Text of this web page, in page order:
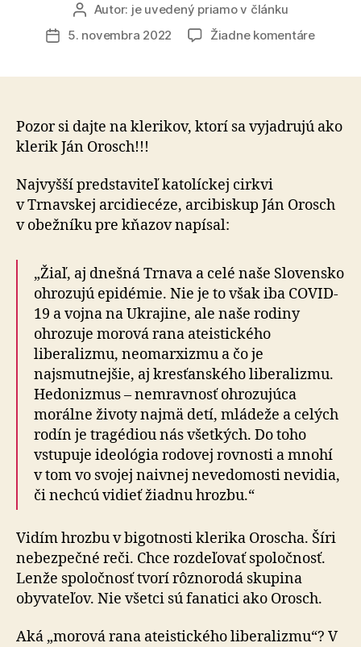
AutorAutor: je uvedený priamo v článku
Dátum
5. novembra 2022 Žiadne komentárena
rana
Pozor si dajte na klerikov, ktorí sa vyjadrujú ako
klerik Ján Orosch!!!
Najvyšší predstaviteľ katolíckej cirkvi
v Trnavskej arcidiecéze, arcibiskup Ján Orosch
v obežníku pre kňazov napísal:
„Žiaľ, aj dnešná Trnava a celé naše Slovensko
ohrozujú epidémie. Nie je to však iba COVID-
19 a vojna na Ukrajine, ale naše rodiny
ohrozuje morová rana ateistického
liberalizmu, neomarxizmu a čo je
najsmutnejšie, aj kresťanského liberalizmu.
Hedonizmus – nemravnosť ohrozujúca
morálne životy najmä detí, mládeže a celých
rodín je tragédiou nás všetkých. Do toho
vstupuje ideológia rodovej rovnosti a mnohí
v tom vo svojej naivnej nevedomosti nevidia,
či nechcú vidieť žiadnu hrozbu.“
Vidím hrozbu v bigotnosti klerika Oroscha. Šíri
nebezpečné reči. Chce rozdeľovať spoločnosť.
Lenže spoločnosť tvorí rôznorodá skupina
obyvateľov. Nie všetci sú fanatici ako Orosch.
Aká „morová rana ateistického liberalizmu“? V